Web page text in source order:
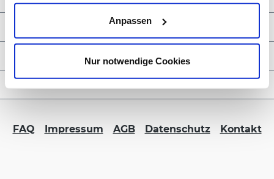
Anpassen
Nur notwendige Cookies
Zahlungsmöglichkeiten
Service & Kontakt
FORMBLITZ B2B
FAQ Impressum AGB Datenschutz Kontakt